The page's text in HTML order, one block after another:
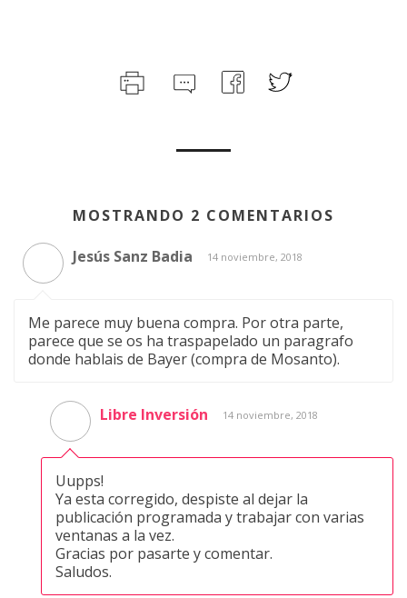
MOSTRANDO 2 COMENTARIOS
Jesús Sanz Badia 14 noviembre, 2018
Me parece muy buena compra. Por otra parte,
parece que se os ha traspapelado un paragrafo
donde hablais de Bayer (compra de Mosanto).
Libre Inversión 14 noviembre, 2018
Uupps!
Ya esta corregido, despiste al dejar la
publicación programada y trabajar con varias
ventanas a la vez.
Gracias por pasarte y comentar.
Saludos.